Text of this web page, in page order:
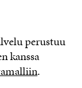
perustuu
kanssa
.